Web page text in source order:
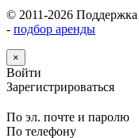
© 2011-2026
- подбор аренды
×
Войти
Зарегистрироваться
По эл. почте и паролю
По телефону